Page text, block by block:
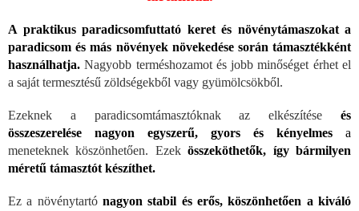
A praktikus paradicsomfuttató keret és növénytámaszokat a
paradicsom és más növények növekedése során támasztékként
használhatja. Nagyobb terméshozamot és jobb minőséget érhet el
a saját termesztésű zöldségekből vagy gyümölcsökből.
Ezeknek a paradicsomtámasztóknak az elkészítése és
összeszerelése nagyon egyszerű, gyors és kényelmes a
meneteknek köszönhetően. Ezekösszeköthetők, így bármilyen
méretű támasztót készíthet.
Ez a növénytartó nagyon stabil és erős, köszönhetően a kiváló